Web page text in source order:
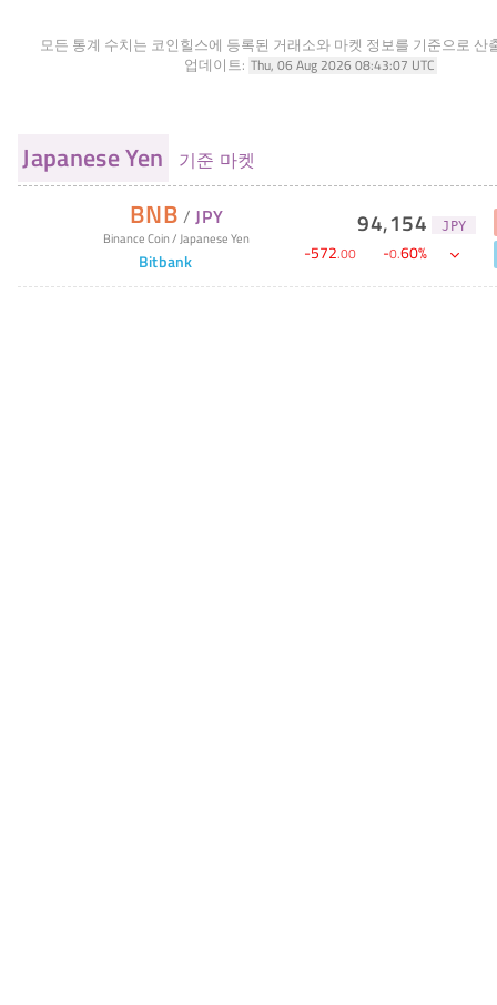
모든 통계 수치는 코인힐스에 등록된 거래소와 마켓 정보를 기준으로 산
업데이트: Thu, 06 Aug 2026 08:43:07 UTC
Japanese Yen 기준 마켓
BNB /JPY
Binance Coin/ Japanese Yen
Bitbank
94,154 JPY
-572.00 -0.60%